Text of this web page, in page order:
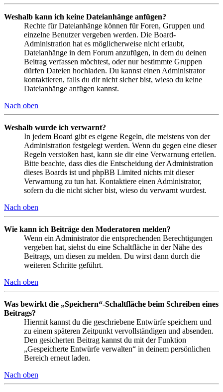
Weshalb kann ich keine Dateianhänge anfügen?
Rechte für Dateianhänge können für Foren, Gruppen und
einzelne Benutzer vergeben werden. Die Board-
Administration hat es möglicherweise nicht erlaubt,
Dateianhänge in dem Forum anzufügen, in dem du deinen
Beitrag verfassen möchtest, oder nur bestimmte Gruppen
dürfen Dateien hochladen. Du kannst einen Administrator
kontaktieren, falls du dir nicht sicher bist, wieso du keine
Dateianhänge anfügen kannst.
Nach oben
Weshalb wurde ich verwarnt?
In jedem Board gibt es eigene Regeln, die meistens von der
Administration festgelegt werden. Wenn du gegen eine dieser
Regeln verstoßen hast, kann sie dir eine Verwarnung erteilen.
Bitte beachte, dass dies die Entscheidung der Administration
dieses Boards ist und phpBB Limited nichts mit dieser
Verwarnung zu tun hat. Kontaktiere einen Administrator,
sofern du die nicht sicher bist, wieso du verwarnt wurdest.
Nach oben
Wie kann ich Beiträge den Moderatoren melden?
Wenn ein Administrator die entsprechenden Berechtigungen
vergeben hat, siehst du eine Schaltfläche in der Nähe des
Beitrags, um diesen zu melden. Du wirst dann durch die
weiteren Schritte geführt.
Nach oben
Was bewirkt die „Speichern“-Schaltfläche beim Schreiben eines
Beitrags?
Hiermit kannst du die geschriebene Entwürfe speichern und
zu einem späteren Zeitpunkt vervollständigen und absenden.
Den gesicherten Beitrag kannst du mit der Funktion
„Gespeicherte Entwürfe verwalten“ in deinem persönlichen
Bereich erneut laden.
Nach oben